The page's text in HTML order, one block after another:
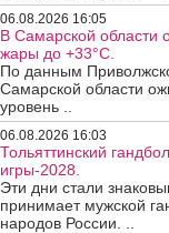
06.08.2026 16:05
В Самарской области
жары до +33°C.
По данным
Самарской области
уровень ..
06.08.2026 16:03
Тольяттинский
игры-2028.
Эти дни стали
принимает мужской
народов России. ..